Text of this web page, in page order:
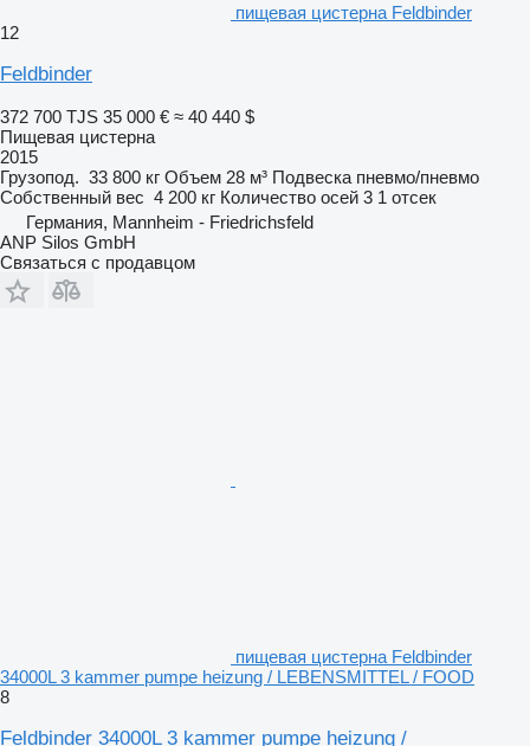
пищевая цистерна Feldbinder
12
Feldbinder
372 700 TJS 35 000 € ≈ 40 440 $
Пищевая цистерна
2015
Грузопод. 33 800 кг Объем 28 м³ Подвеска пневмо/пневмо
Собственный вес 4 200 кг Количество осей 3 1 отсек
Германия, Mannheim - Friedrichsfeld
ANP Silos GmbH
Связаться с продавцом
пищевая цистерна Feldbinder
34000L 3 kammer pumpe heizung / LEBENSMITTEL / FOOD
8
Feldbinder 34000L 3 kammer pumpe heizung /